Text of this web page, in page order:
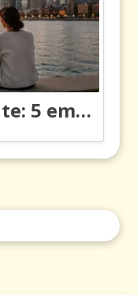
Resiliencia migrante: 5 emociones y cómo gestionarlas